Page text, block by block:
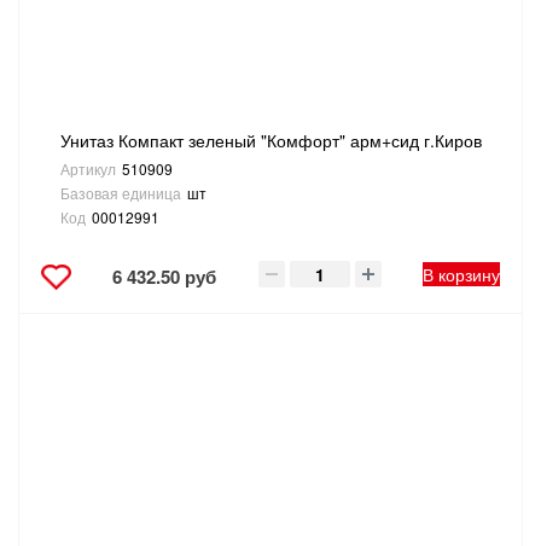
Унитаз Компакт зеленый "Комфорт" арм+сид г.Киров
Артикул 510909
Базовая единица шт
Код 00012991
6 432.50 руб В корзину